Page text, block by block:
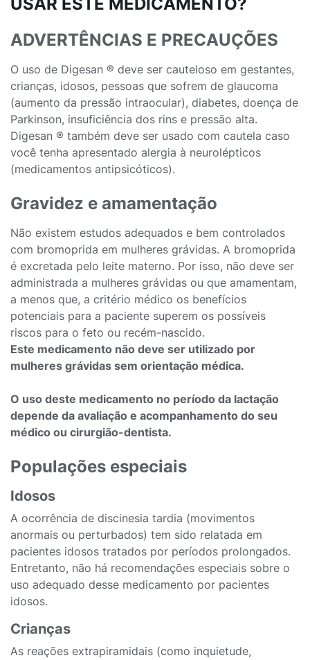
ADVERTÊNCIAS E PRECAUÇÕES
O uso de Digesan ® deve ser cauteloso em gestantes,
crianças, idosos, pessoas que sofrem de glaucoma
(aumento da pressão intraocular), diabetes, doença de
Parkinson, insuficiência dos rins e pressão alta.
Digesan ® também deve ser usado com cautela caso
você tenha apresentado alergia à neurolépticos
(medicamentos antipsicóticos).
Gravidez e amamentação
Não existem estudos adequados e bem controlados
com bromoprida em mulheres grávidas. A bromoprida
é excretada pelo leite materno. Por isso, não deve ser
administrada a mulheres grávidas ou que amamentam,
a menos que, a critério médico os benefícios
potenciais para a paciente superem os possíveis
riscos para o feto ou recém-nascido.
Este medicamento não deve ser utilizado por
mulheres grávidas sem orientação médica.
O uso deste medicamento no período da lactação
depende da avaliação e acompanhamento do seu
médico ou cirurgião-dentista.
Populações especiais
Idosos
A ocorrência de discinesia tardia (movimentos
anormais ou perturbados) tem sido relatada em
pacientes idosos tratados por períodos prolongados.
Entretanto, não há recomendações especiais sobre o
uso adequado desse medicamento por pacientes
idosos.
Crianças
As reações extrapiramidais (como inquietude,